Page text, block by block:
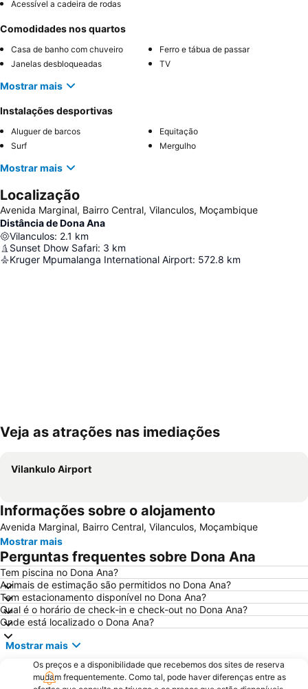
Acessível a cadeira de rodas
Comodidades nos quartos
Casa de banho com chuveiro
Ferro e tábua de passar
Janelas desbloqueadas
TV
Mostrar mais
Instalações desportivas
Aluguer de barcos
Equitação
Surf
Mergulho
Mostrar mais
Localização
Avenida Marginal, Bairro Central, Vilanculos, Moçambique
Distância de Dona Ana
Vilanculos: 2.1 km
Sunset Dhow Safari: 3 km
Kruger Mpumalanga International Airport: 572.8 km
Ampliar mapa
Veja as atrações nas imediações
Vilankulo Airport
Informações sobre o alojamento
Avenida Marginal, Bairro Central, Vilanculos, Moçambique
Mostrar mais
Perguntas frequentes sobre Dona Ana
Tem piscina no Dona Ana?
Animais de estimação são permitidos no Dona Ana?
Tem estacionamento disponível no Dona Ana?
Qual é o horário de check-in e check-out no Dona Ana?
Onde está localizado o Dona Ana?
Mostrar mais
Os preços e a disponibilidade que recebemos dos sites de reserva
mudam frequentemente. Como tal, pode haver diferenças entre as